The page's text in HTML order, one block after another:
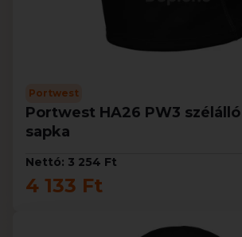
Portwest
Portwest HA26 PW3
sapka
Nettó: 3 254 Ft
4 133 Ft